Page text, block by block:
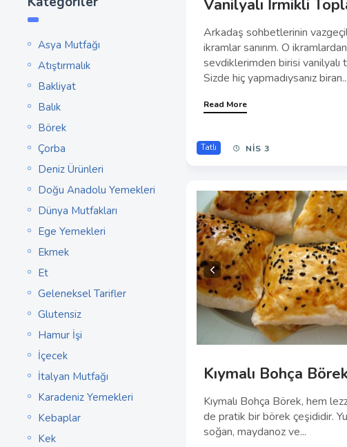
Asya Mutfağı
Atıştırmalık
Bakliyat
Balık
Börek
Çorba
Deniz Ürünleri
Doğu Anadolu Yemekleri
Dünya Mutfakları
Ege Yemekleri
Ekmek
Et
Geleneksel Tarifler
Glutensiz
Hamur İşi
İçecek
İtalyan Mutfağı
Karadeniz Yemekleri
Kebaplar
Kek
Vanilyalı İrmikli
Arkadaş sohbetlerinin
ikramlar sanırım. O
sevdiklerimden birisi vanilyalı
Sizde hiç yapmadıysanız biran...
Read More
Tatlı NIS 3
Kıymalı Bohça
Kıymalı Bohça Börek, hem
de pratik bir börek çeşididir.
soğan, maydanoz ve...